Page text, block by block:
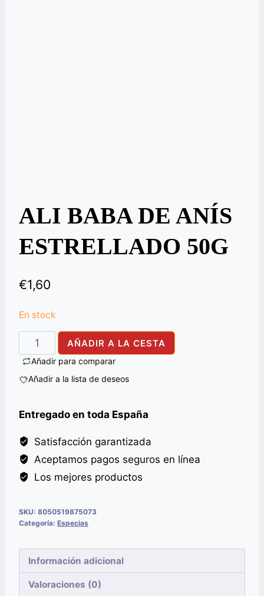
ALI BABA DE ANÍS
ESTRELLADO 50G
€1,60
En stock
STAR
ANISEED
BABA
cantidad
AÑADIR A LA CESTA
Añadir para comparar
Añadir a la lista de deseos
Entregado en toda España
Satisfacción garantizada
Aceptamos pagos seguros en línea
Los mejores productos
SKU: 8050519875073
Categoría: Especias
Información adicional
Valoraciones (0)